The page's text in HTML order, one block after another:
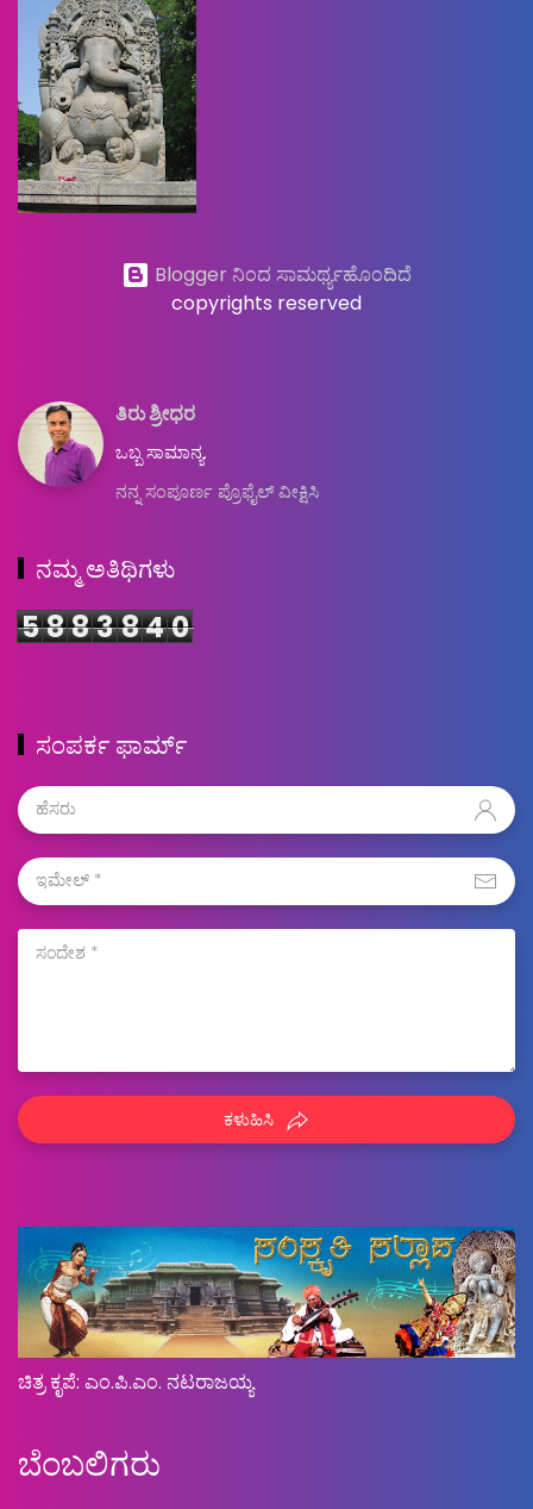
Blogger ನಿಂದ ಸಾಮರ್ಥ್ಯಹೊಂದಿದೆ
copyrights reserved
ತಿರು ಶ್ರೀಧರ
ಒಬ್ಬ ಸಾಮಾನ್ಯ.
ನನ್ನ ಸಂಪೂರ್ಣ ಪ್ರೊಫೈಲ್ ವೀಕ್ಷಿಸಿ
ನಮ್ಮ ಅತಿಥಿಗಳು
5883840
ಸಂಪರ್ಕ ಫಾರ್ಮ್
ಕಳುಹಿಸಿ
ಚಿತ್ರ ಕೃಪೆ: ಎಂ.ಪಿ.ಎಂ. ನಟರಾಜಯ್ಯ
ಬೆಂಬಲಿಗರು